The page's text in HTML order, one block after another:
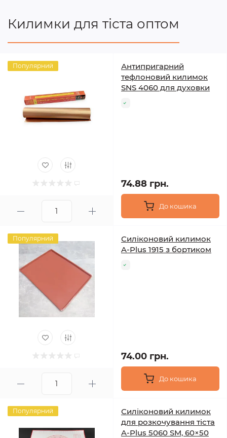
Килимки для тіста оптом
Популярний
Антипригарний
тефлоновий килимок
SNS 4060 для духовки
74.88 грн.
До кошика
Популярний
Силіконовий килимок
A-Plus 1915 з бортиком
74.00 грн.
До кошика
Популярний
Силіконовий килимок
для розкочування тіста
A-Plus 5060 SM, 60×50